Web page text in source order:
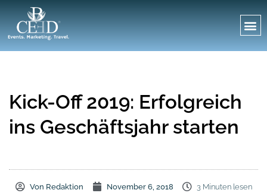
Kick-Off 2019: Erfolgreich
ins Geschäftsjahr starten
Von Redaktion November 6, 2018 3 Minuten lesen